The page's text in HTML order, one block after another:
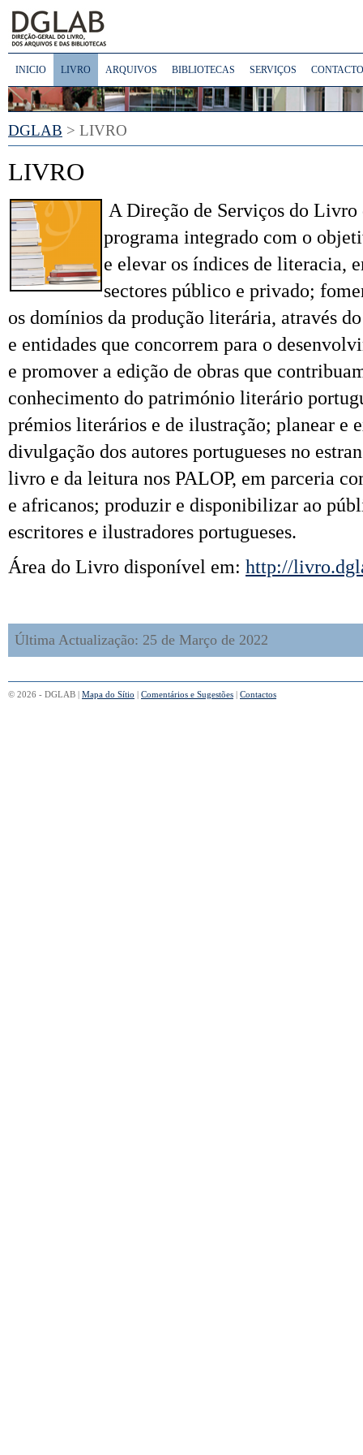
INICIO LIVRO ARQUIVOS BIBLIOTECAS SERVIÇOS
DGLAB > LIVRO
LIVRO
A Direção de Serviços do Livro
programa integrado com o
e elevar os índices de literacia,
sectores público e privado;
os domínios da produção literária, através
e entidades que concorrem para o
e promover a edição de obras que
conhecimento do património literário
prémios literários e de ilustração; planear e
divulgação dos autores portugueses no
livro e da leitura nos PALOP, em parceria
e africanos; produzir e disponibilizar ao
escritores e ilustradores portugueses.
Área do Livro disponível em: http://
Última Actualização: 25 de Março de 2022
© 2026 - DGLAB | Mapa do Sítio | Comentários e Sugestões | Contactos